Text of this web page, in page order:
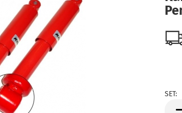
SET: